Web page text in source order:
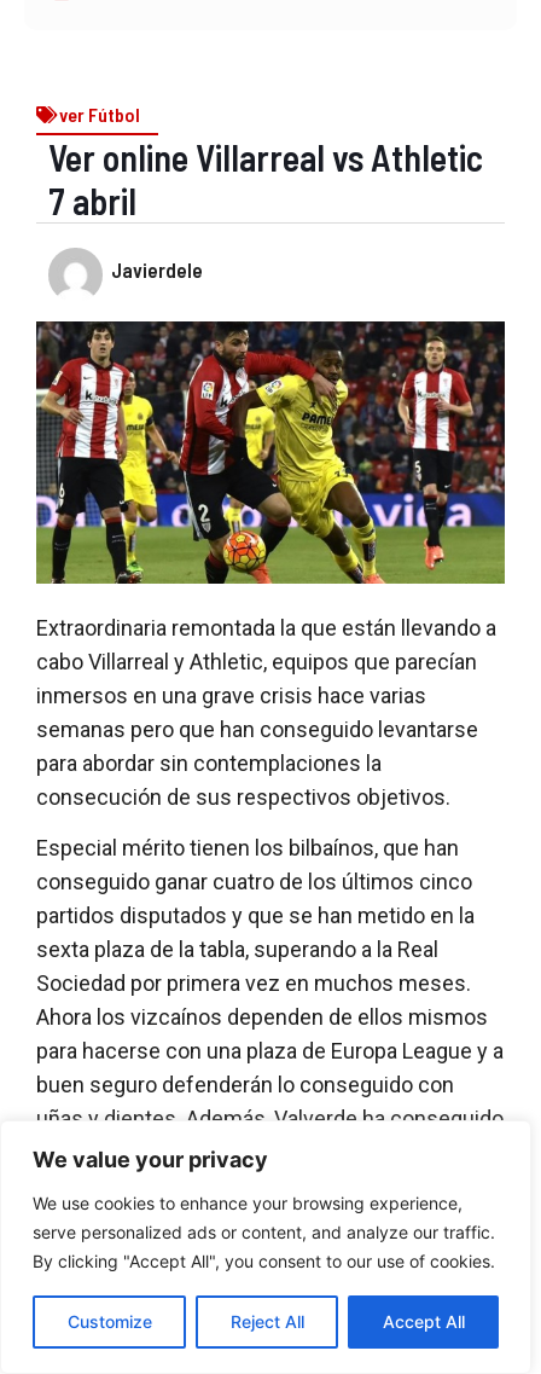
We value your privacy
We use cookies to enhance your browsing experience,
serve personalized ads or content, and analyze our traffic.
By clicking "Accept All", you consent to our use of cookies.
Customize Reject All Accept All
ver Fútbol
Ver online Villarreal vs Athletic
7 abril
Javierdele
Extraordinaria remontada la que están llevando a
cabo Villarreal y Athletic, equipos que parecían
inmersos en una grave crisis hace varias
semanas pero que han conseguido levantarse
para abordar sin contemplaciones la
consecución de sus respectivos objetivos.
Especial mérito tienen los bilbaínos, que han
conseguido ganar cuatro de los últimos cinco
partidos disputados y que se han metido en la
sexta plaza de la tabla, superando a la Real
Sociedad por primera vez en muchos meses.
Ahora los vizcaínos dependen de ellos mismos
para hacerse con una plaza de Europa League y a
buen seguro defenderán lo conseguido con
uñas y dientes. Además, Valverde ha conseguido
recuperar para la causa a un hombre clave como
ha sido capaz de rehacerse a pesar de que esta
parecía su última temporada al más alto nivel.
sigue rompiendo las redes de los equipos rivales
y promete dar varios años más al máximo nivel.